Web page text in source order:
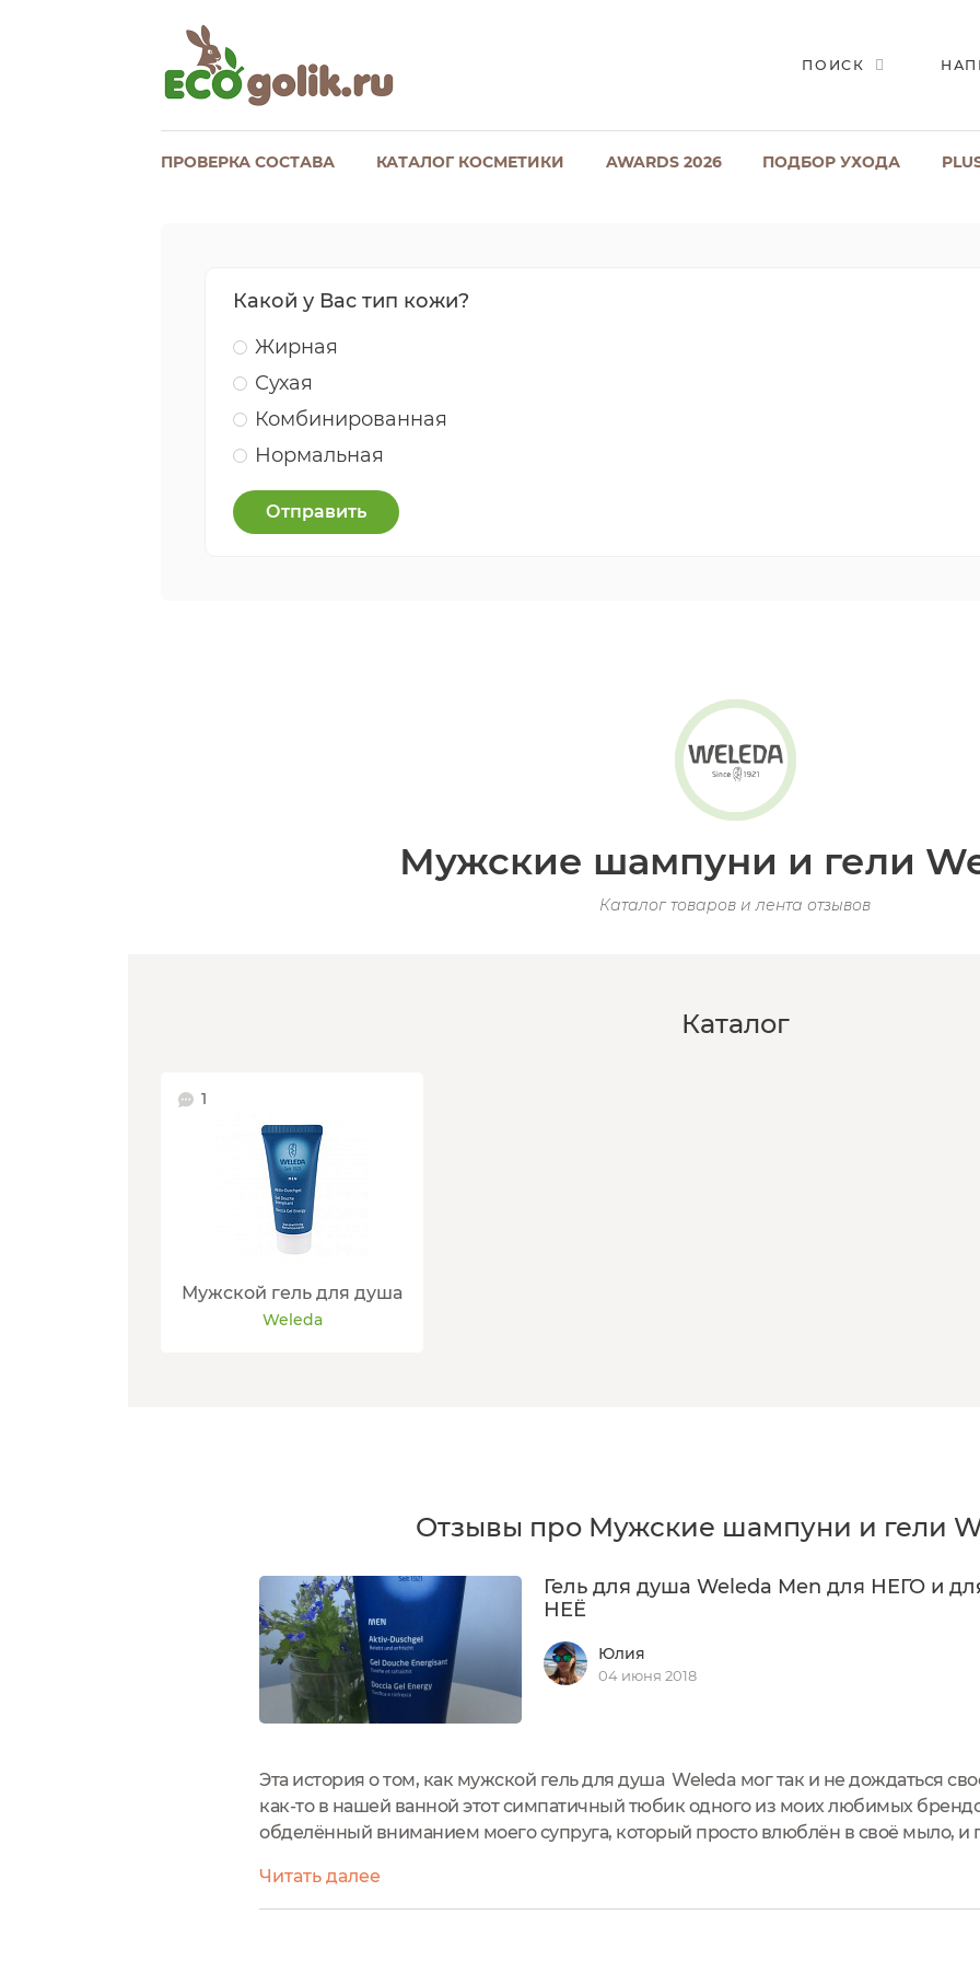
ПОИСК
ПРОВЕРКА СОСТАВА КАТАЛОГ КОСМЕТИКИ AWARDS 2026 ПОДБОР УХОДА
Какой у Вас тип кожи?
Жирная
Сухая
Комбинированная
Нормальная
Отправить
Мужские шампуни и гели
Каталог товаров и лента отзывов
Каталог
1
Мужской гель для душа
Weleda
Отзывы про Мужские шампуни и гели
Гель для душа Weleda Men для НЕГО и
НЕЁ
Юлия
04 июня 2018
Эта история о том, как мужской гель для душа Weleda мог так и не дождаться
как-то в нашей ванной этот симпатичный тюбик одного из моих любимых
обделённый вниманием моего супруга, который просто влюблён в своё мыло, и
решила...
Читать далее